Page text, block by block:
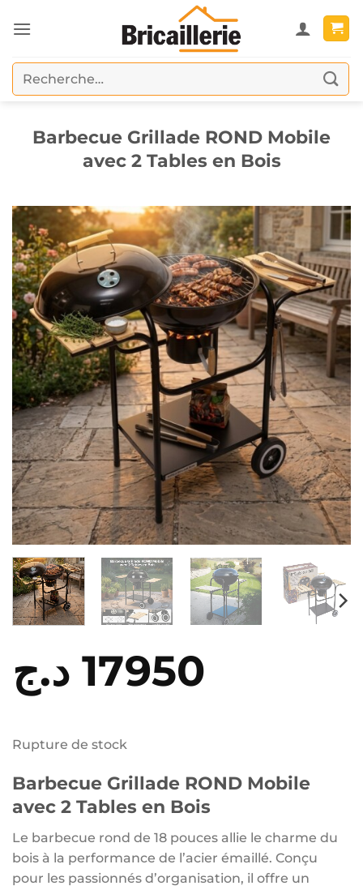
au
Recherche
pour :
Barbecue Grillade ROND Mobile
avec 2 Tables en Bois
17950 د.ج
Rupture de stock
Barbecue Grillade ROND Mobile
avec 2 Tables en Bois
Le barbecue rond de 18 pouces allie le charme du
bois à la performance de l’acier émaillé. Conçu
pour les passionnés d’organisation, il offre un